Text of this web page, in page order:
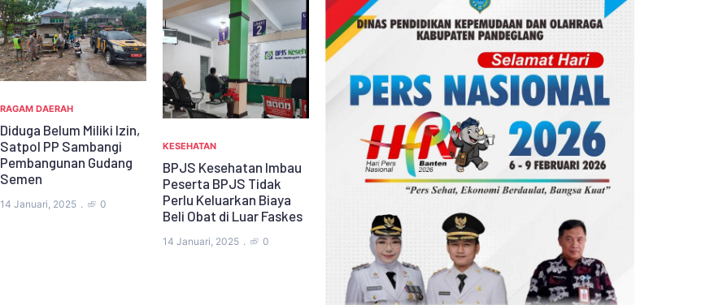
KESEHATAN
BPJS Kesehatan Imbau
Peserta BPJS Tidak
Perlu Keluarkan Biaya
KRIMINAL
Satresnarkoba Polres
RAGAM DAERAH
Diduga Belum Miliki Izin,
Satpol PP Sambangi
Pembangunan Gudang
Semen